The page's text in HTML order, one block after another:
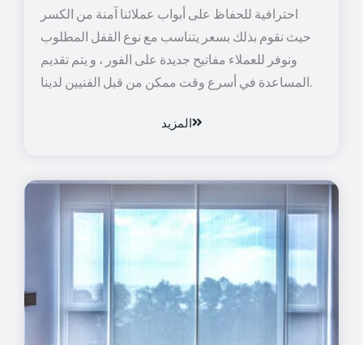
احترافية للحفاظ على أبواب عملائنا آمنة من الكسر
حيث نقوم بذلك بسعر يتناسب مع نوع القفل المطلوب
ونوفر للعملاء مفاتيح جديدة على الفور ، و يتم تقديم
المساعدة في أسرع وقت ممكن من قبل الفنيين لدينا.
المزيد